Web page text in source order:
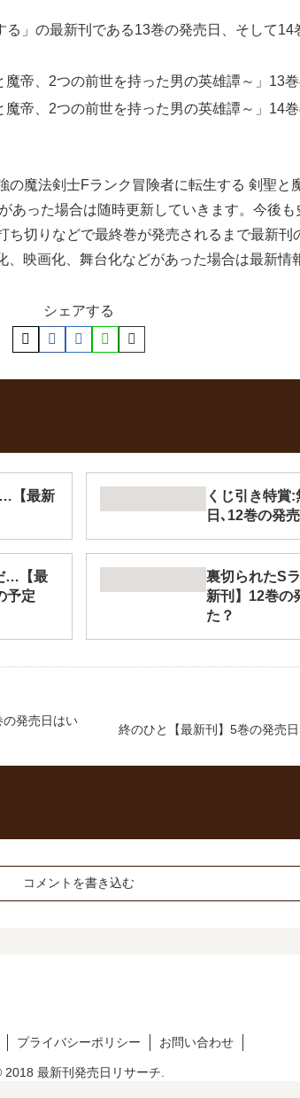
」の最新刊である13巻の発売日、そして14
帝、2つの前世を持った男の英雄譚～」13
帝、2つの前世を持った男の英雄譚～」14
魔法剣士Fランク冒険者に転生する 剣聖と
った場合は随時更新していきます。今後
切りなどで最終巻が発売されるまで最新刊
映画化、舞台化などがあった場合は最新情
シェアする
…【最新
くじ引き特賞
日､12巻の発
…【最
予定
裏切られたS
新刊】12巻の
た？
発売日はい
終のひと【最新刊】5巻の発売
コメントを書き込む
プライバシーポリシー お問い合わせ
2018 最新刊発売日リサーチ.